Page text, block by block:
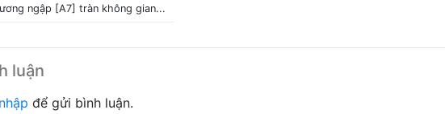
ngập [A7] tràn không gian...
luận
để gửi bình luận.